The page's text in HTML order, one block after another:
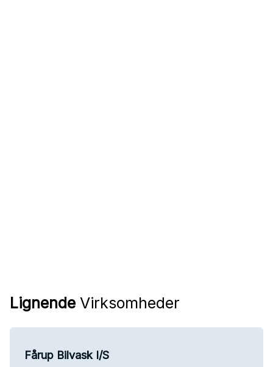
Lignende Virksomheder
Fårup Bilvask I/S